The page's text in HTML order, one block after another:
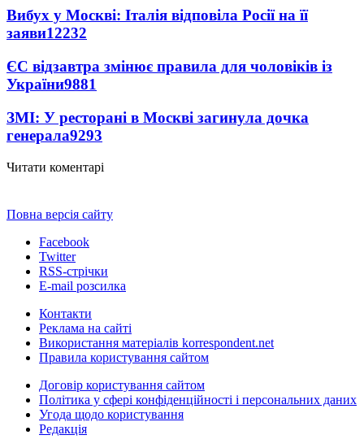
Вибух у Москві: Італія відповіла Росії на її
заяви12232
ЄС відзавтра змінює правила для чоловіків із
України9881
ЗМІ: У ресторані в Москві загинула дочка
генерала9293
Читати коментарі
Повна версія сайту
Facebook
Twitter
RSS-стрічки
E-mail розсилка
Контакти
Реклама на сайті
Використання матеріалів korrespondent.net
Правила користування сайтом
Договір користування сайтом
Політика у сфері конфіденційності і персональних даних
Угода щодо користування
Редакція